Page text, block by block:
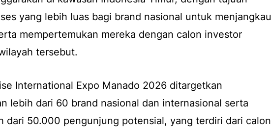
yang lebih luas bagi brand nasional untuk menjangkau
mempertemukan mereka dengan calon investor
tersebut.
International Expo Manado 2026 ditargetkan
lebih dari 60 brand nasional dan internasional serta
dari 50.000 pengunjung potensial, yang terdiri dari calon